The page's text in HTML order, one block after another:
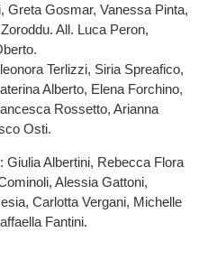
Greta Gosmar, Vanessa Pinta,
All. Luca Peron,
Terlizzi, Siria Spreafico,
Alberto, Elena Forchino,
Rossetto, Arianna
Osti.
Giulia Albertini, Rebecca Flora
Alessia Gattoni,
Carlotta Vergani, Michelle
Fantini.